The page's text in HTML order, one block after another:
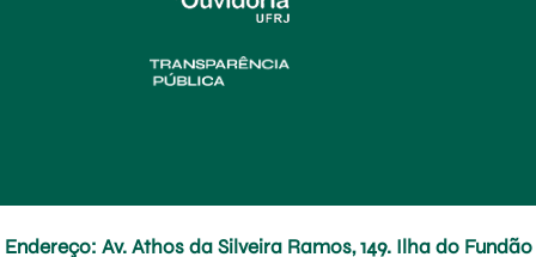
Endereço: Av. Athos da Silveira Ramos, 149. Ilha do Fundão